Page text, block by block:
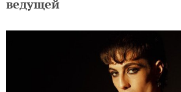
ведущей